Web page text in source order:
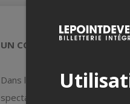
UN COEUR D’ENFANT POUR
Dans la lignée du spectacle
spectacle qui lui permet de